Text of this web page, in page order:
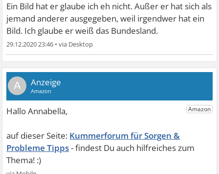
Ein Bild hat er glaube ich eh nicht. Außer er hat sich als
jemand anderer ausgegeben, weil irgendwer hat ein
Bild. Ich glaube er weiß das Bundesland.
29.12.2020 23:46 •
A
Kummerforum für Sorgen &
Probleme Tipps